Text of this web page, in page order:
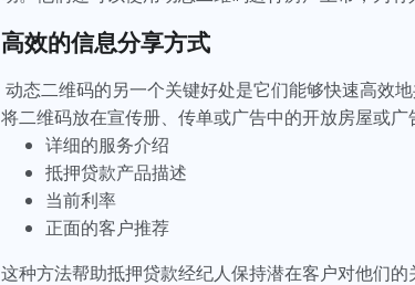
高效的信息分享方式
动态二维码的另一个关键好处是它们能够快速高效
将二维码放在宣传册、传单或广告中的开放房屋或
详细的服务介绍
抵押贷款产品描述
当前利率
正面的客户推荐
这种方法帮助抵押贷款经纪人保持潜在客户对他们